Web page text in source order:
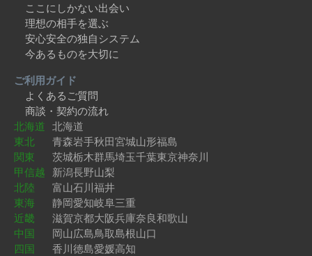
ここにしかない出会い
理想の相手を選ぶ
安心安全の独自システム
今あるものを大切に
ご利用ガイド
よくあるご質問
商談・契約の流れ
北海道 北海道
東北
青森岩手秋田宮城山形福島
関東
茨城栃木群馬埼玉千葉東京神奈川
甲信越 新潟長野山梨
北陸
富山石川福井
東海
静岡愛知岐阜三重
近畿
滋賀京都大阪兵庫奈良和歌山
中国
岡山広島鳥取島根山口
四国
香川徳島愛媛高知